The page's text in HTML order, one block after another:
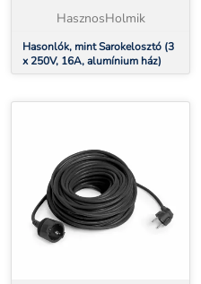
HasznosHolmik
Hasonlók, mint Sarokelosztó (3
x 250V, 16A, alumínium ház)